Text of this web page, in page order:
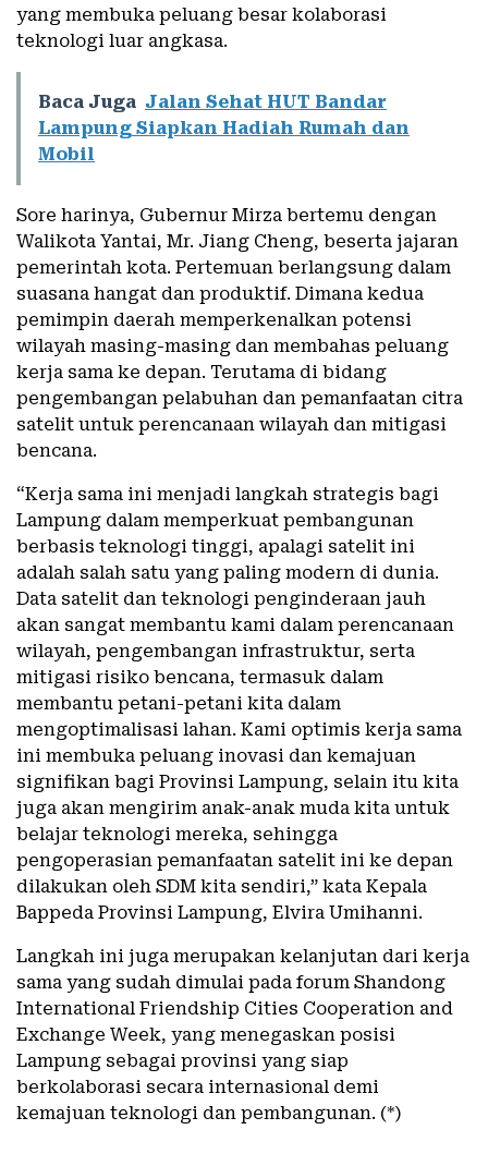
yang membuka peluang besar kolaborasi
teknologi luar angkasa.
Baca Juga Jalan Sehat HUT Bandar
Lampung Siapkan Hadiah Rumah dan
Mobil
Sore harinya, Gubernur Mirza bertemu dengan
Walikota Yantai, Mr. Jiang Cheng, beserta jajaran
pemerintah kota. Pertemuan berlangsung dalam
suasana hangat dan produktif. Dimana kedua
pemimpin daerah memperkenalkan potensi
wilayah masing-masing dan membahas peluang
kerja sama ke depan. Terutama di bidang
pengembangan pelabuhan dan pemanfaatan citra
satelit untuk perencanaan wilayah dan mitigasi
bencana.
“Kerja sama ini menjadi langkah strategis bagi
Lampung dalam memperkuat pembangunan
berbasis teknologi tinggi, apalagi satelit ini
adalah salah satu yang paling modern di dunia.
Data satelit dan teknologi penginderaan jauh
akan sangat membantu kami dalam perencanaan
wilayah, pengembangan infrastruktur, serta
mitigasi risiko bencana, termasuk dalam
membantu petani-petani kita dalam
mengoptimalisasi lahan. Kami optimis kerja sama
ini membuka peluang inovasi dan kemajuan
signifikan bagi Provinsi Lampung, selain itu kita
juga akan mengirim anak-anak muda kita untuk
belajar teknologi mereka, sehingga
pengoperasian pemanfaatan satelit ini ke depan
dilakukan oleh SDM kita sendiri,” kata Kepala
Bappeda Provinsi Lampung, Elvira Umihanni.
Langkah ini juga merupakan kelanjutan dari kerja
sama yang sudah dimulai pada forum Shandong
International Friendship Cities Cooperation and
Exchange Week, yang menegaskan posisi
Lampung sebagai provinsi yang siap
berkolaborasi secara internasional demi
kemajuan teknologi dan pembangunan. (*)